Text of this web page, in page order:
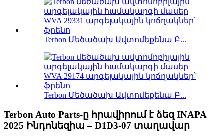
Terbon Մեծածախ Ավտոմեքենա Բ...
Terbon Մեծածախ Ավտոմեքենա Բ...
Terbon Auto Parts-ը հրավիրում է ձեզ INAPA
2025 Ինդոնեզիա – D1D3-07 տաղավար